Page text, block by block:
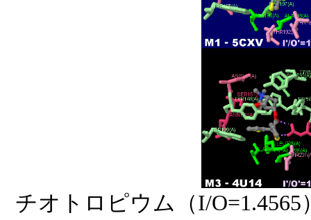
チオトロピウム（I/